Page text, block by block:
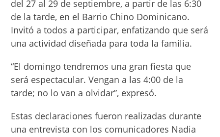
del 27 al 29 de septiembre, a partir de las 6:30
de la tarde, en el Barrio Chino Dominicano.
Invitó a todos a participar, enfatizando que será
una actividad diseñada para toda la familia.
“El domingo tendremos una gran fiesta que
será espectacular. Vengan a las 4:00 de la
tarde; no lo van a olvidar”, expresó.
Estas declaraciones fueron realizadas durante
una entrevista con los comunicadores Nadia